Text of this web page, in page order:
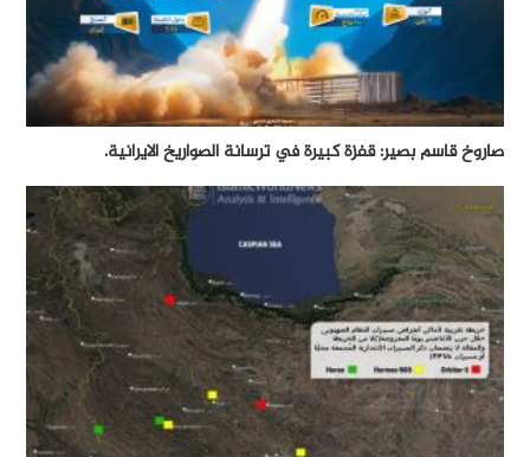
صاروخ قاسم بصير: قفزة كبيرة في ترسانة الصواريخ الايرانية.